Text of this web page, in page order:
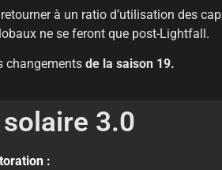
à un ratio d’utilisation des
ne se feront que post-Lightfall.
changements de la saison 19.
3.0
: